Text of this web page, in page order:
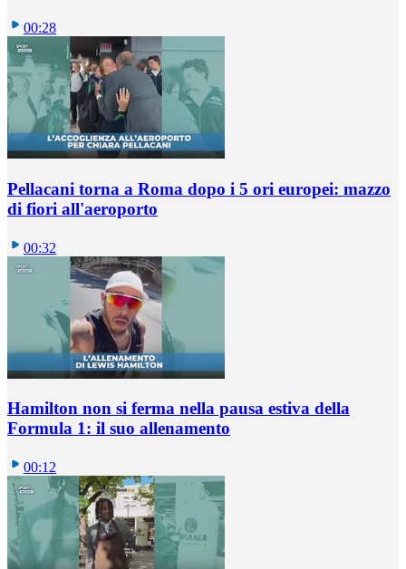
00:28
Pellacani torna a Roma dopo i 5 ori europei: mazzo
di fiori all'aeroporto
00:32
Hamilton non si ferma nella pausa estiva della
Formula 1: il suo allenamento
00:12